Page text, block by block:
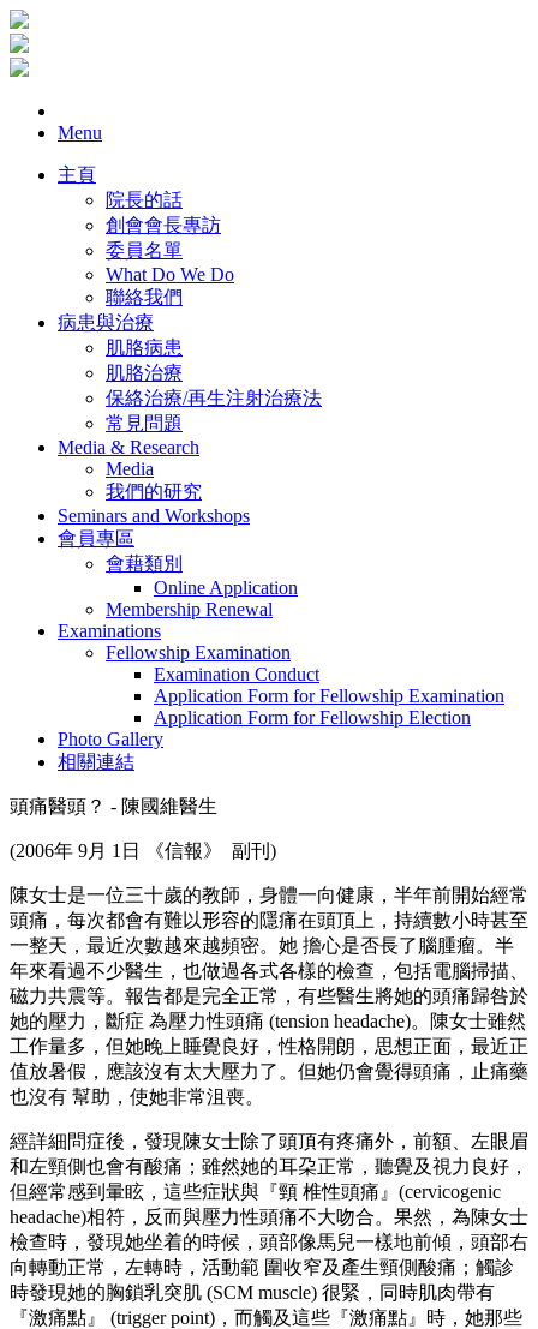
Menu
主頁
院長的話
創會會長專訪
委員名單
What Do We Do
聯絡我們
病患與治療
肌胳病患
肌胳治療
保絡治療/再生注射治療法
常見問題
Media & Research
Media
我們的研究
Seminars and Workshops
會員專區
會藉類別
Online Application
Membership Renewal
Examinations
Fellowship Examination
Examination Conduct
Application Form for Fellowship Examination
Application Form for Fellowship Election
Photo Gallery
相關連結
頭痛醫頭？ - 陳國維醫生
(2006年 9月 1日 《信報》 副刊)
陳女士是一位三十歲的教師，身體一向健康，半年前開始經常
頭痛，每次都會有難以形容的隱痛在頭頂上，持續數小時甚至
一整天，最近次數越來越頻密。她 擔心是否長了腦腫瘤。半
年來看過不少醫生，也做過各式各樣的檢查，包括電腦掃描、
磁力共震等。報告都是完全正常，有些醫生將她的頭痛歸咎於
她的壓力，斷症 為壓力性頭痛 (tension headache)。陳女士雖然
工作量多，但她晚上睡覺良好，性格開朗，思想正面，最近正
值放暑假，應該沒有太大壓力了。但她仍會覺得頭痛，止痛藥
也沒有 幫助，使她非常沮喪。
經詳細問症後，發現陳女士除了頭頂有疼痛外，前額、左眼眉
和左頸側也會有酸痛；雖然她的耳朶正常，聽覺及視力良好，
但經常感到暈眩，這些症狀與『頸 椎性頭痛』(cervicogenic
headache)相符，反而與壓力性頭痛不大吻合。果然，為陳女士
檢查時，發現她坐着的時候，頭部像馬兒一樣地前傾，頭部右
向轉動正常，左轉時，活動範 圍收窄及產生頸側酸痛；觸診
時發現她的胸鎖乳突肌 (SCM muscle) 很緊，同時肌肉帶有
『激痛點』 (trigger point)，而觸及這些『激痛點』時，她那些